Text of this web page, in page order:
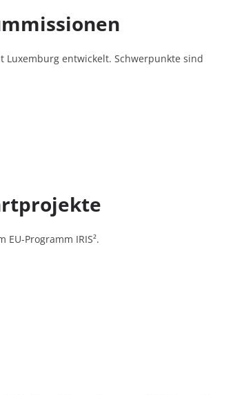
entwickelt. Schwerpunkte sind
Programm IRIS².